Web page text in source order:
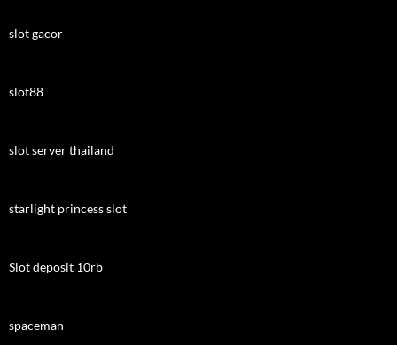
slot gacor
slot88
slot server thailand
starlight princess slot
Slot deposit 10rb
spaceman